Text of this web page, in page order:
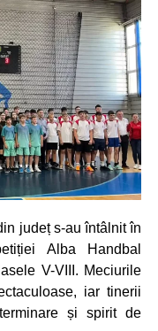
județ s-au întâlnit în
Alba Handbal
V-VIII. Meciurile
iar tinerii
și spirit de